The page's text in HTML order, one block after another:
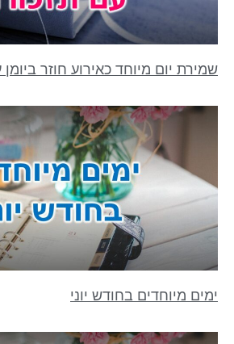
שמירת יום מיוחד כאירוע חוזר
ימים מיוחדים בחודש יוני